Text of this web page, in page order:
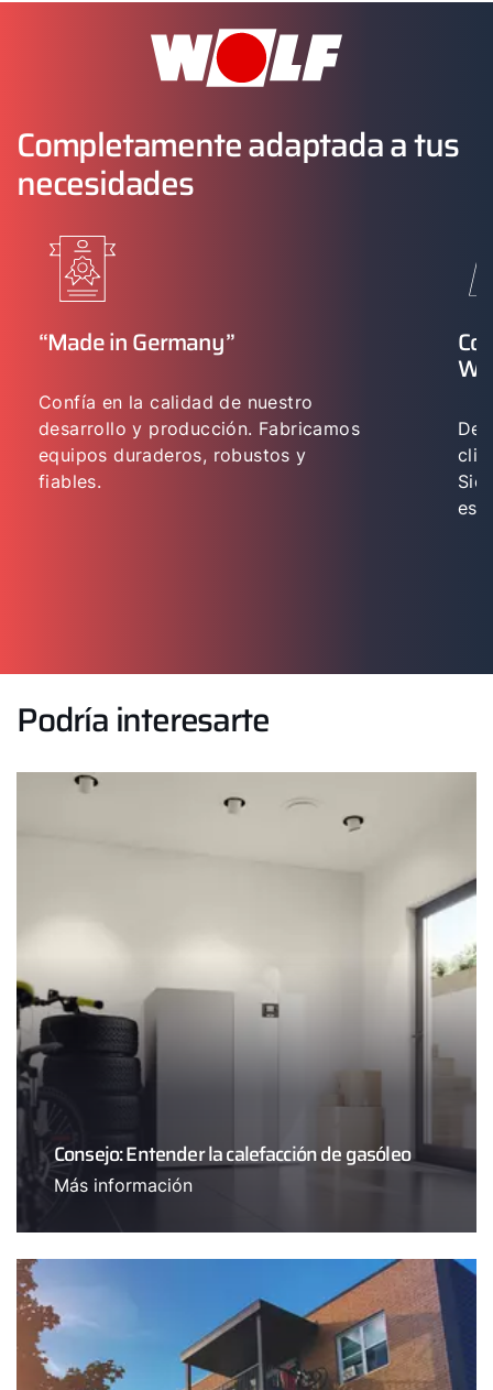
Completamente adaptada a tus
necesidades
“Made in Germany”
Confía en la calidad de nuestro
desarrollo y producción. Fabricamos
equipos duraderos, robustos y
fiables.
Podría interesarte
Consejo: Entender la calefacción de gasóleo
Más información